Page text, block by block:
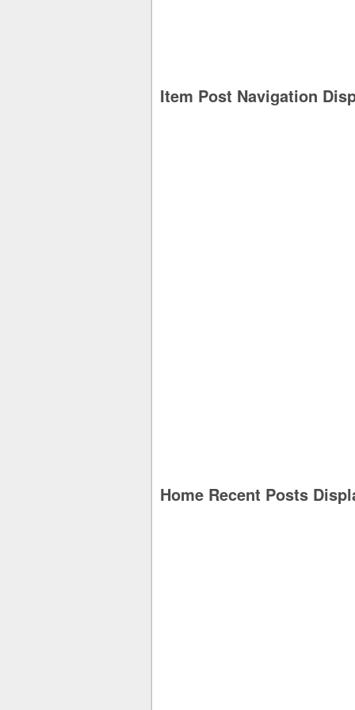
Item Post Navigation
Home Recent Posts